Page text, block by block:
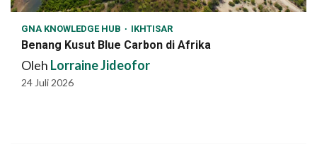
GNA KNOWLEDGE HUB IKHTISAR
Benang Kusut Blue Carbon di Afrika
Oleh Lorraine Jideofor
24 Juli 2026